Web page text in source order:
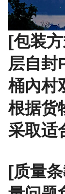
[包装
层自封
桶內村
根据货
采取适
[质量